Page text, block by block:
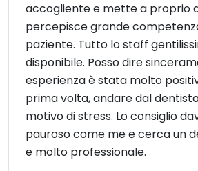
accogliente e mette a proprio
percepisce grande
paziente. Tutto lo staff
disponibile. Posso dire
esperienza è stata molto
prima volta, andare dal
motivo di stress. Lo consiglio
pauroso come me e cerca un
e molto professionale.